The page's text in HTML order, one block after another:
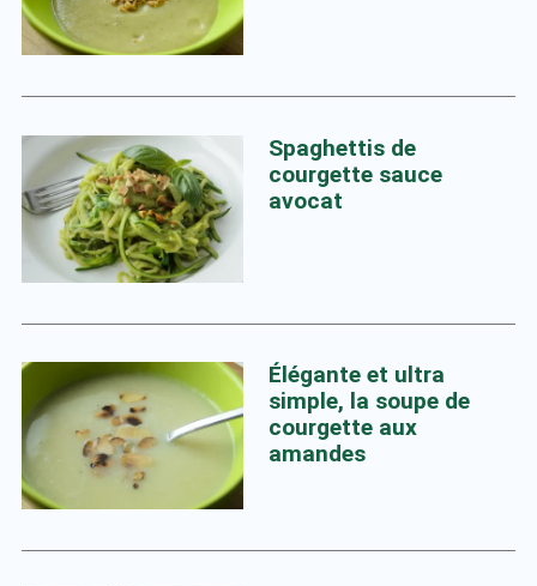
Spaghettis de
courgette sauce
avocat
Élégante et ultra
simple, la soupe de
courgette aux
amandes